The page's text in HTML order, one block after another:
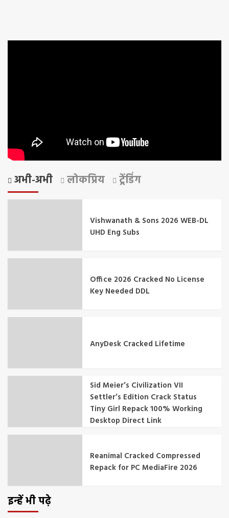
अभी-अभी लोकप्रिय ट्रेंडिंग
Vishwanath & Sons 2026 WEB-DL
UHD Eng Subs
Office 2026 Cracked No License
Key Needed DDL
AnyDesk Cracked Lifetime
Sid Meier’s Civilization VII
Settler’s Edition Crack Status
Tiny Girl Repack 100% Working
Desktop Direct Link
Reanimal Cracked Compressed
Repack for PC MediaFire 2026
इन्हें भी पढ़े